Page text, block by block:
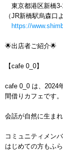
東京都港区新橋
（JR新橋駅烏森口
https://
🌟出店者ご紹介🌟
【cafe 0_0】
cafe 0_0 は、2024
間借りカフェです。
会話が自然に生ま
コミュニティメン
はじめての方もふ